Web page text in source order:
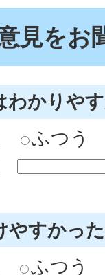
見をお
わかりや
ふつう
やすかっ
ふつう